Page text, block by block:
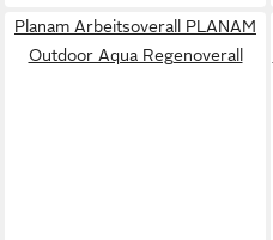
Planam Arbeitsoverall PLANAM
Outdoor Aqua Regenoverall